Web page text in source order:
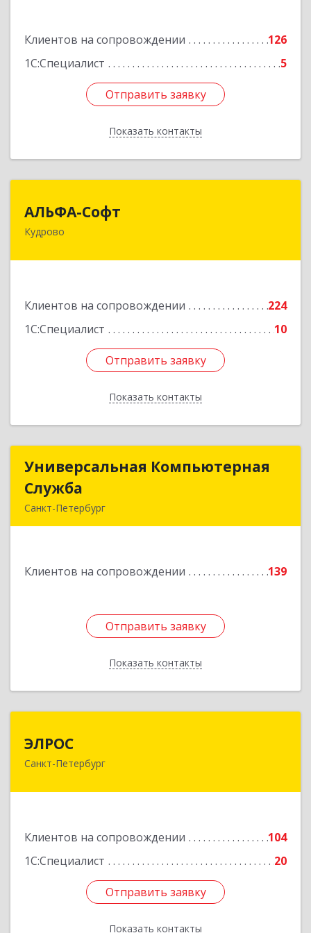
Клиентов на сопровождении
126
1С:Специалист
5
Отправить заявку
Показать контакты
Подробнее
Отправить заявку
Назад
АЛЬФА-Софт
Кудрово
Клиентов на сопровождении
224
1С:Специалист
10
Отправить заявку
Показать контакты
188692, Ленинградская обл, Всеволожский м.р-
Подробнее
Отправить заявку
Назад
Универсальная Компьютерная
Служба
Санкт-Петербург
Клиентов на сопровождении 139
Отправить заявку
Показать контакты
Универсальная Компьютерная
Подробнее
Отправить заявку
Назад
ЭЛРОС
Санкт-Петербург
Клиентов на сопровождении
104
1С:Специалист
20
Отправить заявку
Показать контакты
191024, Санкт-Петербург г, Тележная ул, дом №
Отправить заявку
Назад